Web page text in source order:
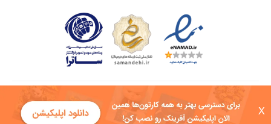
X
کلیه حقوق این سایت به شرکت توسعه فناوی هفت آسمان توکان تعلق دارد و
هرگونه استفاده از محتوا منع قانونی دارد.